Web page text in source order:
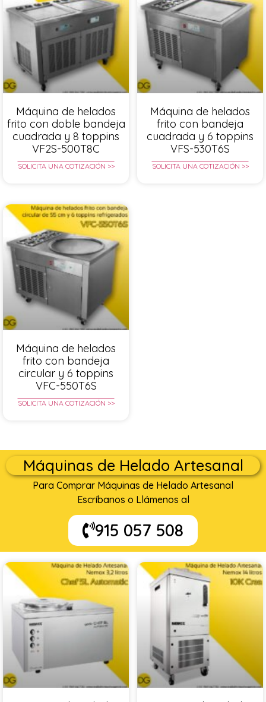
Máquina de helados
frito con doble bandeja
cuadrada y 8 toppins
VF2S-500T8C
SOLICITA UNA COTIZACIÓN >>
Máquina de helados
frito con bandeja
cuadrada y 6 toppins
VFS-530T6S
SOLICITA UNA COTIZACIÓN >>
Máquina de helados
frito con bandeja
circular y 6 toppins
VFC-550T6S
SOLICITA UNA COTIZACIÓN >>
Máquinas de Helado Artesanal
Para Comprar Máquinas de Helado Artesanal
Escríbanos o Llámenos al
915 057 508